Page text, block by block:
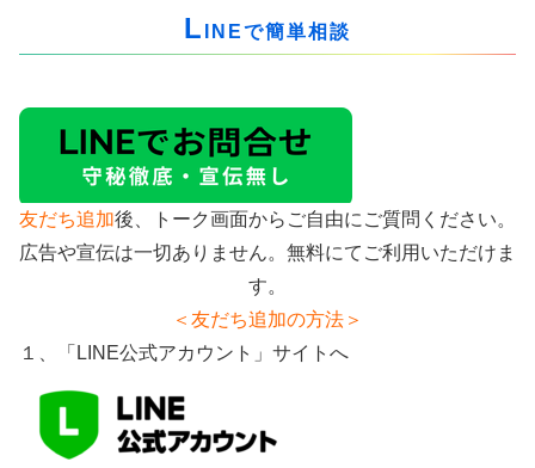
L INEで簡単相談
友だち追加後、トーク画面からご自由にご質問ください。
広告や宣伝は一切ありません。無料にてご利用いただけま
す。
＜友だち追加の方法＞
１、「LINE公式アカウント」サイトへ